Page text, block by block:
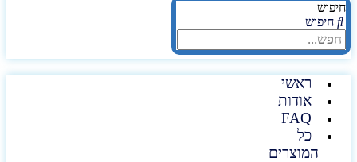
חיפוש
ראשי
אודות
FAQ
כל
המוצרים